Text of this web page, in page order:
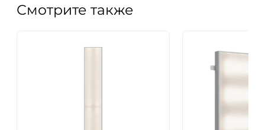
Смотрите также